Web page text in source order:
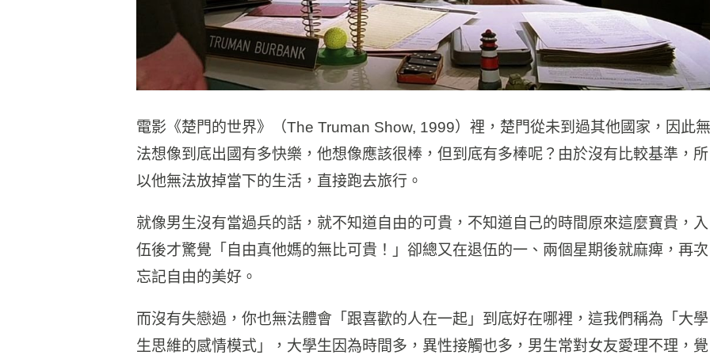
電影《楚門的世界》（The Truman Show, 1999）裡，楚門從未到過其他國家，因此無
法想像到底出國有多快樂，他想像應該很棒，但到底有多棒呢？由於沒有比較基準，所
以他無法放掉當下的生活，直接跑去旅行。
就像男生沒有當過兵的話，就不知道自由的可貴，不知道自己的時間原來這麼寶貴，入
伍後才驚覺「自由真他媽的無比可貴！」卻總又在退伍的一、兩個星期後就麻痺，再次
忘記自由的美好。
而沒有失戀過，你也無法體會「跟喜歡的人在一起」到底好在哪裡，這我們稱為「大學
生思維的感情模式」，大學生因為時間多，異性接觸也多，男生常對女友愛理不理，覺